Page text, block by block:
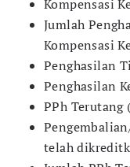
Kompensasi
Jumlah
Kompensasi
Penghasilan
Penghasilan
PPh Terutang
telah